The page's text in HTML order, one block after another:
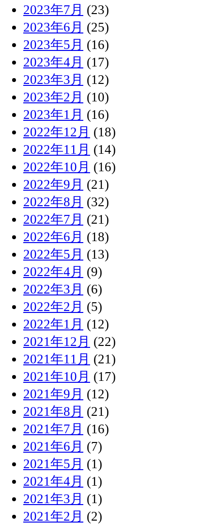
2023年7月 (23)
2023年6月 (25)
2023年5月 (16)
2023年4月 (17)
2023年3月 (12)
2023年2月 (10)
2023年1月 (16)
2022年12月 (18)
2022年11月 (14)
2022年10月 (16)
2022年9月 (21)
2022年8月 (32)
2022年7月 (21)
2022年6月 (18)
2022年5月 (13)
2022年4月 (9)
2022年3月 (6)
2022年2月 (5)
2022年1月 (12)
2021年12月 (22)
2021年11月 (21)
2021年10月 (17)
2021年9月 (12)
2021年8月 (21)
2021年7月 (16)
2021年6月 (7)
2021年5月 (1)
2021年4月 (1)
2021年3月 (1)
2021年2月 (2)